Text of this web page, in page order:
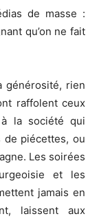
de masse :
qu’on ne fait
générosité, rien
raffolent ceux
la société qui
de piécettes, ou
Les soirées
et les
jamais en
laissent aux